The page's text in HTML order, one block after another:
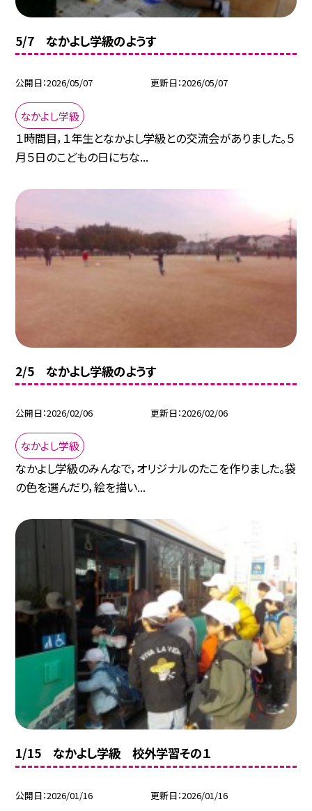
5/7 なかよし学級のようす
公開日 2026/05/07 更新日 2026/05/07
なかよし学級
１時間目，１年生となかよし学級との交流会がありました。５
月５日のこどもの日にちな...
2/5 なかよし学級のようす
公開日 2026/02/06 更新日 2026/02/06
なかよし学級
なかよし学級のみんなで，オリジナルのたこを作りました。袋
の色を選んだり，絵を描い...
1/15 なかよし学級 校外学習その１
公開日 2026/01/16 更新日 2026/01/16